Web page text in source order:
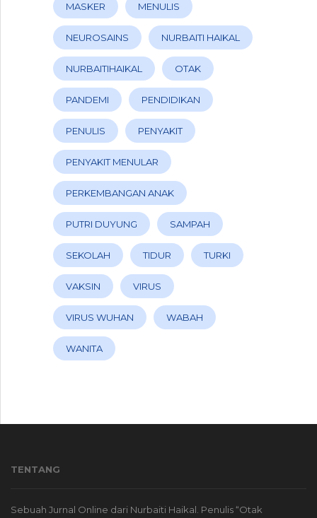
MASKER MENULIS
NEUROSAINS NURBAITI HAIKAL
NURBAITIHAIKAL OTAK
PANDEMI PENDIDIKAN
PENULIS PENYAKIT
PENYAKIT MENULAR
PERKEMBANGAN ANAK
PUTRI DUYUNG SAMPAH
SEKOLAH TIDUR TURKI
VAKSIN VIRUS
VIRUS WUHAN WABAH
WANITA
TENTANG
Sebuah Jurnal Online dari Nurbaiti Haikal. Penulis “Otak